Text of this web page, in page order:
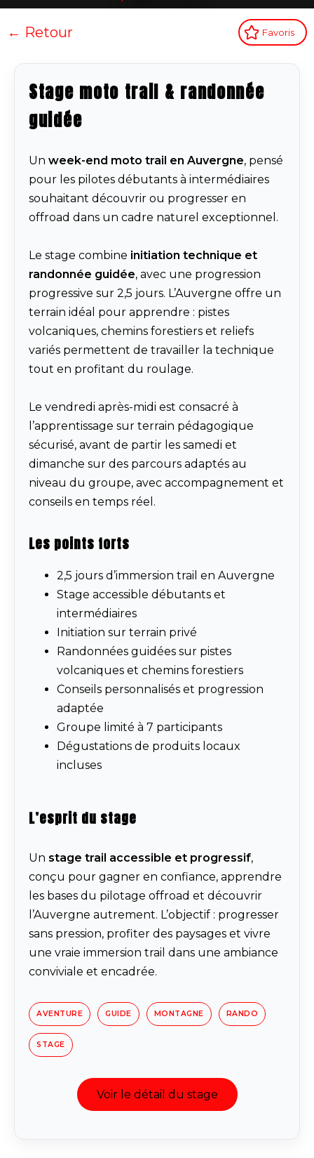
← Retour Favoris
Stage moto trail & randonnée
guidée
Un week-end moto trail en Auvergne, pensé
pour les pilotes débutants à intermédiaires
souhaitant découvrir ou progresser en
offroad dans un cadre naturel exceptionnel.
Le stage combine initiation technique et
randonnée guidée, avec une progression
progressive sur 2,5 jours. L’Auvergne offre un
terrain idéal pour apprendre : pistes
volcaniques, chemins forestiers et reliefs
variés permettent de travailler la technique
tout en profitant du roulage.
Le vendredi après-midi est consacré à
l’apprentissage sur terrain pédagogique
sécurisé, avant de partir les samedi et
dimanche sur des parcours adaptés au
niveau du groupe, avec accompagnement et
conseils en temps réel.
Les points forts
2,5 jours d’immersion trail en Auvergne
Stage accessible débutants et
intermédiaires
Initiation sur terrain privé
Randonnées guidées sur pistes
volcaniques et chemins forestiers
Conseils personnalisés et progression
adaptée
Groupe limité à 7 participants
Dégustations de produits locaux
incluses
L’esprit du stage
Un stage trail accessible et progressif,
conçu pour gagner en confiance, apprendre
les bases du pilotage offroad et découvrir
l’Auvergne autrement. L’objectif : progresser
sans pression, profiter des paysages et vivre
une vraie immersion trail dans une ambiance
conviviale et encadrée.
AVENTURE GUIDE MONTAGNE RANDO
STAGE
Voir le détail du stage